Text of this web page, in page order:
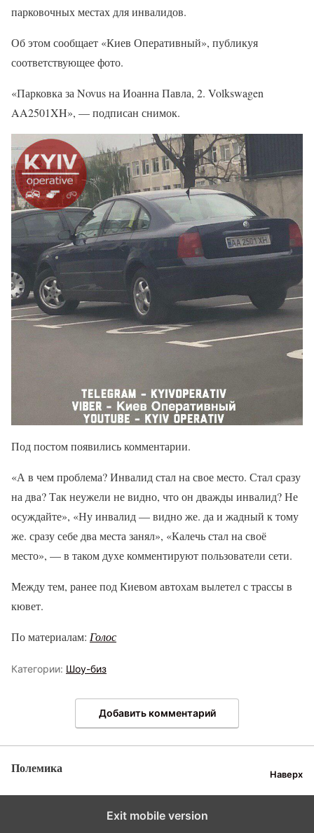
парковочных местах для инвалидов.
Об этом сообщает «Киев Оперативный», публикуя
соответствующее фото.
«Парковка за Novus на Иоанна Павла, 2. Volkswagen
AA2501XH», — подписан снимок.
Под постом появились комментарии.
«А в чем проблема? Инвалид стал на свое место. Стал сразу
на два? Так неужели не видно, что он дважды инвалид? Не
осуждайте», «Ну инвалид — видно же. да и жадный к тому
же. сразу себе два места занял», «Калечь стал на своё
место», — в таком духе комментируют пользователи сети.
Между тем, ранее под Киевом автохам вылетел с трассы в
кювет.
По материалам: Голос
Категории: Шоу-биз
Добавить комментарий
Полемика Наверх
Exit mobile version